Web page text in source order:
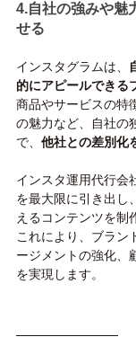
4.自社の強みや魅
せる
インスタグラムは、
的にアピールできる
商品やサービスの特
の魅力など、自社の
で、 他社との差別化
インスタ運用代行会
を最大限に引き出し
えるコンテンツを制
これにより、ブラン
ージメントの強化、
を実現します。